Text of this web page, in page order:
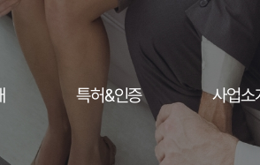
특허&인증 사업소